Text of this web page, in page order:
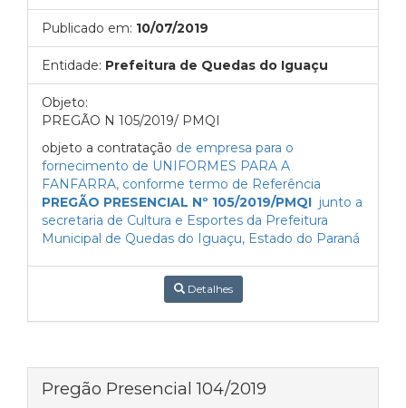
Publicado em: 10/07/2019
Entidade: Prefeitura de Quedas do Iguaçu
Objeto:
PREGÃO N 105/2019/ PMQI
objeto a contratação de empresa para o
fornecimento de UNIFORMES PARA A
FANFARRA, conforme termo de Referência
PREGÃO PRESENCIAL Nº 105/2019/PMQI junto a
secretaria de Cultura e Esportes da Prefeitura
Municipal de Quedas do Iguaçu, Estado do Paraná
Detalhes
Pregão Presencial 104/2019